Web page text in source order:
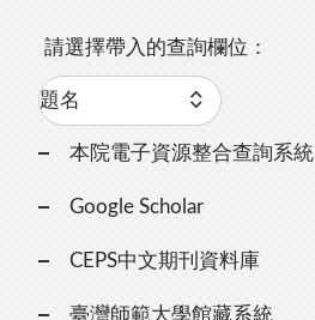
請選擇帶入的查詢欄位：
本院電子資源整合查詢系統
Google Scholar
CEPS中文期刊資料庫
臺灣師範大學館藏系統